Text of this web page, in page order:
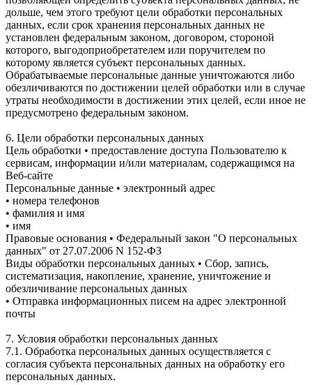
дольше, чем этого требуют цели обработки персональных
данных, если срок хранения персональных данных не
установлен федеральным законом, договором, стороной
которого, выгодоприобретателем или поручителем по
которому является субъект персональных данных.
Обрабатываемые персональные данные уничтожаются либо
обезличиваются по достижении целей обработки или в случае
утраты необходимости в достижении этих целей, если иное не
предусмотрено федеральным законом.
6. Цели обработки персональных данных
Цель обработки • предоставление доступа Пользователю к
сервисам, информации и/или материалам, содержащимся на
Веб-сайте
Персональные данные • электронный адрес
• номера телефонов
• фамилия и имя
• имя
Правовые основания • Федеральный закон "О персональных
данных" от 27.07.2006 N 152-ФЗ
Виды обработки персональных данных • Сбор, запись,
систематизация, накопление, хранение, уничтожение и
обезличивание персональных данных
• Отправка информационных писем на адрес электронной
почты
7. Условия обработки персональных данных
7.1. Обработка персональных данных осуществляется с
согласия субъекта персональных данных на обработку его
персональных данных.